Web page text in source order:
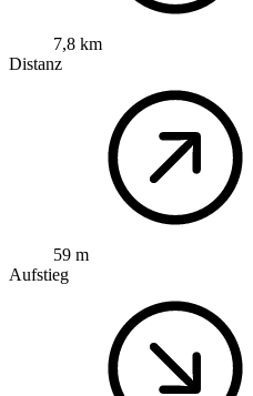
7,8 km
Distanz
59 m
Aufstieg